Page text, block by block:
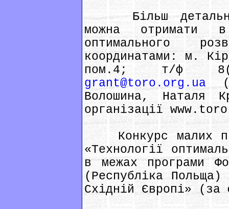
Більш детальну
можна отримати
оптимального
координатами: м.
пом.4; т/ф
grant@toro.org.ua
Волошина, Наталя
організації
Конкурс малих
«Технології
в межах програми
(Республіка Польща)
Східній Європі» (за